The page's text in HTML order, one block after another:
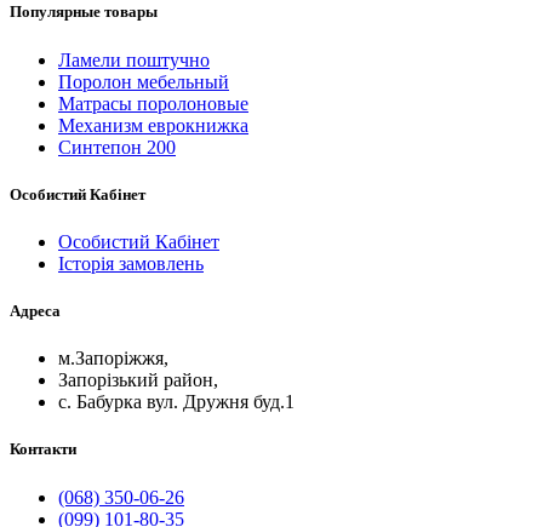
Популярные товары
Ламели поштучно
Поролон мебельный
Матрасы поролоновые
Механизм еврокнижка
Синтепон 200
Особистий Кабінет
Особистий Кабінет
Історія замовлень
Адреса
м.Запоріжжя,
Запорізький район,
с. Бабурка вул. Дружня буд.1
Контакти
(068) 350-06-26
(099) 101-80-35